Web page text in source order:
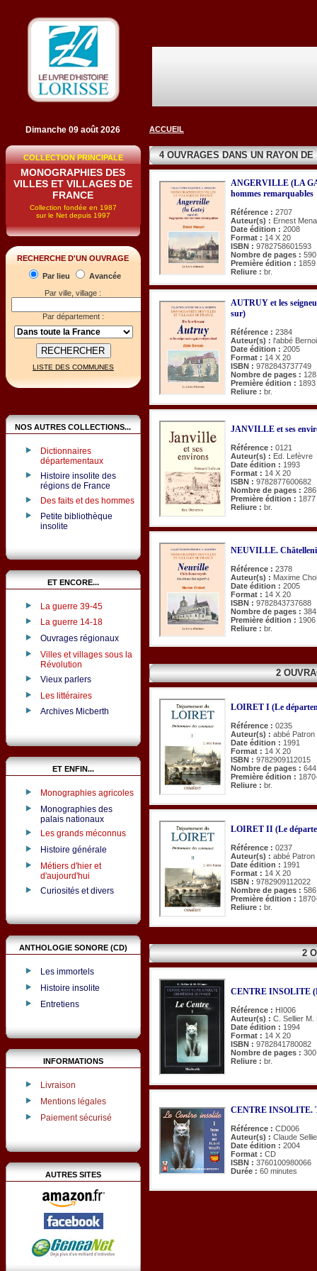
Dimanche 09 août 2026
COLLECTION PRINCIPALE
MONOGRAPHIES DES
VILLES ET VILLAGES DE
FRANCE
Collection fondée en 1987
sur le Net depuis 1997
RECHERCHE D'UN OUVRAGE
Par lieu
Avancée
Par ville, village :
Par département :
LISTE DES COMMUNES
NOS AUTRES COLLECTIONS...
Dictionnaires
départementaux
Histoire insolite des
régions de France
Des faits et des hommes
Petite bibliothèque
insolite
ET ENCORE...
La guerre 39-45
La guerre 14-18
Ouvrages régionaux
Villes et villages sous la
Révolution
Vieux parlers
Les littéraires
Archives Micberth
ET ENFIN...
Monographies agricoles
Monographies des
palais nationaux
Les grands méconnus
Histoire générale
Métiers d'hier et
d'aujourd'hui
Curiosités et divers
ANTHOLOGIE SONORE (CD)
Les immortels
Histoire insolite
Entretiens
INFORMATIONS
Livraison
Mentions légales
Paiement sécurisé
AUTRES SITES
ACCUEIL
4 OUVRAGES DANS UN RAYON DE
ANGERVILLE (LA
hommes remarquables
Référence : 2707
Auteur(s) : Ernest
Date édition : 2008
Format : 14 X 20
ISBN : 9782758601593
Nombre de pages : 590
Première édition : 1859
Reliure : br.
AUTRUY et les
sur)
Référence : 2384
Auteur(s) : l'abbé
Date édition : 2005
Format : 14 X 20
ISBN : 9782843737749
Nombre de pages : 128
Première édition : 1893
Reliure : br.
JANVILLE et ses
Référence : 0121
Auteur(s) : Ed. Lefèvre
Date édition : 1993
Format : 14 X 20
ISBN : 9782877600682
Nombre de pages : 286
Première édition : 1877
Reliure : br.
NEUVILLE.
Référence : 2378
Auteur(s) : Maxime
Date édition : 2005
Format : 14 X 20
ISBN : 9782843737688
Nombre de pages : 384
Première édition : 1906
Reliure : br.
2
LOIRET I (Le
Référence : 0235
Auteur(s) : abbé Patron
Date édition : 1991
Format : 14 X 20
ISBN : 9782909112015
Nombre de pages : 644
Première édition :
Reliure : br.
LOIRET II (Le
Référence : 0237
Auteur(s) : abbé Patron
Date édition : 1991
Format : 14 X 20
ISBN : 9782909112022
Nombre de pages : 586
Première édition :
Reliure : br.
2
CENTRE INSOLITE
Référence : HI006
Auteur(s) : C. Sellier M.
Date édition : 1994
Format : 14 X 20
ISBN : 9782841780082
Nombre de pages : 300
Reliure : br.
CENTRE INSOLITE.
Référence : CD006
Auteur(s) : Claude
Date édition : 2004
Format : CD
ISBN : 3760100980066
Durée : 60 minutes